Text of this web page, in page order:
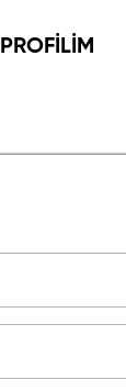
PROFİLİM